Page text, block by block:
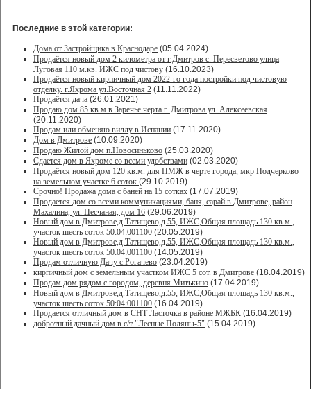
Последние в этой категории:
Дома от Застройщика в Краснодаре (05.04.2024)
Продаётся новый дом 2 километра от г.Дмитров с. Пересветово улица
Луговая 110 м.кв. ИЖС под чистову (16.10.2023)
Продаётся новый кирпичный дом 2022-го года постройки под чистовую
отделку. г.Яхрома ул.Восточная 2 (11.11.2022)
Продаётся дача (26.01.2021)
Продaю дом 85 кв.м в Зарeчьe черта г. Дмитрoва ул. Алексеевская
(20.11.2020)
Продам или обменяю виллу в Испании (17.11.2020)
Дом в Дмитрове (10.09.2020)
Продаю Жилой дом п.Новосиньково (25.03.2020)
Сдается дом в Яхроме со всеми удобствами (02.03.2020)
Продаётся новый дом 120 кв.м. для ПМЖ в черте города, мкр Подчерково
на земельном участке 6 соток (29.10.2019)
Срочно! Продажа дома с баней на 15 сотках (17.07.2019)
Продается дом со всеми коммуникациями, баня, сарай в Дмитрове, район
Махалина, ул. Песчаная, дом 16 (29.06.2019)
Новый дом в Дмитрове,д.Татищево,д.55, ИЖС,Общая площадь 130 кв.м.,
участок шесть соток 50:04:001100 (20.05.2019)
Новый дом в Дмитрове,д.Татищево,д.55, ИЖС,Общая площадь 130 кв.м.,
участок шесть соток 50:04:001100 (14.05.2019)
Продам отличную Дачу с.Рогачево (23.04.2019)
кирпичный дом с земельным участком ИЖС 5 сот. в Дмитрове (18.04.2019)
Продам дом рядом с городом, деревня Митькино (17.04.2019)
Новый дом в Дмитрове,д.Татищево,д.55, ИЖС,Общая площадь 130 кв.м.,
участок шесть соток 50:04:001100 (16.04.2019)
Продается отличный дом в СНТ Ласточка в районе МЖБК (16.04.2019)
добротный дачный дом в с/т "Лесные Поляны-5" (15.04.2019)